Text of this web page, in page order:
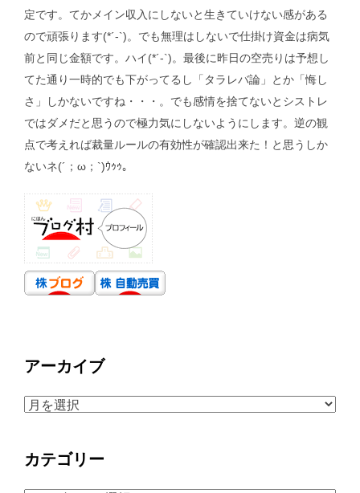
定です。てかメイン収入にしないと生きていけない感がある
ので頑張ります(*´-`)。でも無理はしないで仕掛け資金は病気
前と同じ金額です。ハイ(*´-`)。最後に昨日の空売りは予想し
てた通り一時的でも下がってるし「タラレバ論」とか「悔し
さ」しかないですね・・・。でも感情を捨てないとシストレ
ではダメだと思うので極力気にしないようにします。逆の観
点で考えれば裁量ルールの有効性が確認出来た！と思うしか
ないネ(´；ω；`)ｳｩｩ。
アーカイブ
ア
カテゴリー